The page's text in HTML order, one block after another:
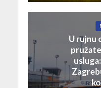
U rujnu